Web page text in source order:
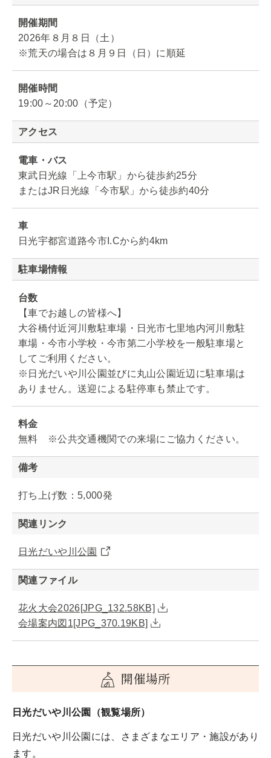
開催期間
2026年８月８日（土）
※荒天の場合は８月９日（日）に順延
開催時間
19:00～20:00（予定）
アクセス
電車・バス
東武日光線「上今市駅」から徒歩約25分
またはJR日光線「今市駅」から徒歩約40分
車
日光宇都宮道路今市I.Cから約4km
駐車場情報
台数
【車でお越しの皆様へ】
大谷橋付近河川敷駐車場・日光市七里地内河川敷駐
車場・今市小学校・今市第二小学校を一般駐車場と
してご利用ください。
※日光だいや川公園並びに丸山公園近辺に駐車場は
ありません。送迎による駐停車も禁止です。
料金
無料 ※公共交通機関での来場にご協力ください。
備考
打ち上げ数：5,000発
関連リンク
日光だいや川公園
関連ファイル
花火大会2026[JPG_132.58KB]
会場案内図1[JPG_370.19KB]
開催場所
日光だいや川公園（観覧場所）
日光だいや川公園には、さまざまなエリア・施設があり
ます。